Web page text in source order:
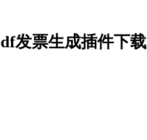
发票生成插件下载